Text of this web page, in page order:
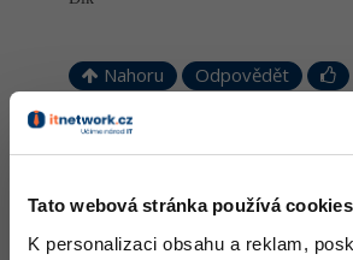
Tato webová stránka používá cookies
K personalizaci obsahu a reklam,
Sítě
Kybernetická bezpečnost
Nahoru Odpovědět
Odpovídá na majklvorisek
Libor Šimo (libcosenior):
islower() - (ak je znak malé písmeno) a